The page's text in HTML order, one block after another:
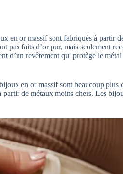
en or massif sont fabriqués à partir
faits d’or pur, mais seulement
d’un revêtement qui protège le
en or massif sont beaucoup plus
de métaux moins chers. Les